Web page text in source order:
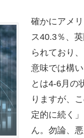
確かにアメ
ス40.3％、
られており
意味では構
とは4-6月の
りますが、
定的に続く
ん。勿論、